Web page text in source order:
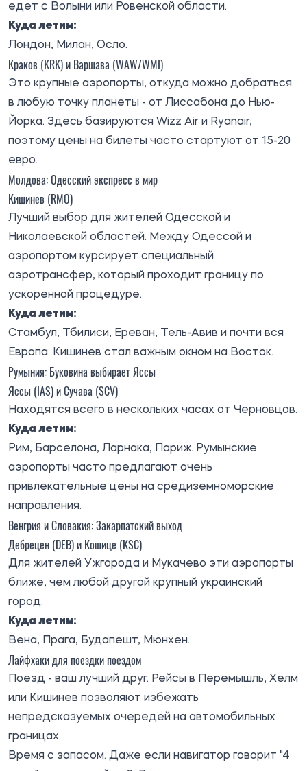
едет с Волыни или Ровенской области.
Куда летим:
Лондон, Милан, Осло.
Краков (KRK) и Варшава (WAW/WMI)
Это крупные аэропорты, откуда можно добраться
в любую точку планеты - от Лиссабона до Нью-
Йорка. Здесь базируются Wizz Air и Ryanair,
поэтому цены на билеты часто стартуют от 15-20
евро.
Молдова: Одесский экспресс в мир
Кишинев (RMO)
Лучший выбор для жителей Одесской и
Николаевской областей. Между Одессой и
аэропортом курсирует специальный
аэротрансфер, который проходит границу по
ускоренной процедуре.
Куда летим:
Стамбул, Тбилиси, Ереван, Тель-Авив и почти вся
Европа. Кишинев стал важным окном на Восток.
Румыния: Буковина выбирает Яссы
Яссы (IAS) и Сучава (SCV)
Находятся всего в нескольких часах от Черновцов.
Куда летим:
Рим, Барселона, Ларнака, Париж. Румынские
аэропорты часто предлагают очень
привлекательные цены на средиземноморские
направления.
Венгрия и Словакия: Закарпатский выход
Дебрецен (DEB) и Кошице (KSC)
Для жителей Ужгорода и Мукачево эти аэропорты
ближе, чем любой другой крупный украинский
город.
Куда летим:
Вена, Прага, Будапешт, Мюнхен.
Лайфхаки для поездки поездом
Поезд - ваш лучший друг. Рейсы в Перемышль, Хелм
или Кишинев позволяют избежать
непредсказуемых очередей на автомобильных
границах.
Время с запасом. Даже если навигатор говорит "4